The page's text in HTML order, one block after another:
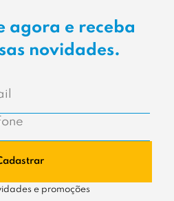
agora e receba
novidades.
e promoções